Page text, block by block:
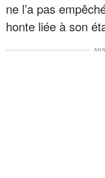
ne l’a pas
honte liée à son